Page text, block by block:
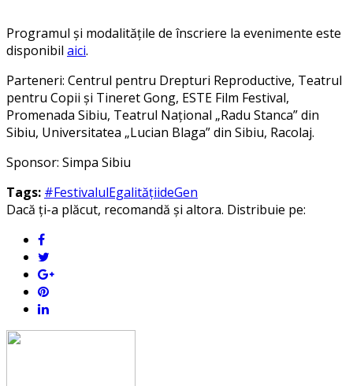
Programul și modalitățile de înscriere la evenimente este
disponibil aici.
Parteneri: Centrul pentru Drepturi Reproductive, Teatrul
pentru Copii și Tineret Gong, ESTE Film Festival,
Promenada Sibiu, Teatrul Național „Radu Stanca” din
Sibiu, Universitatea „Lucian Blaga” din Sibiu, Racolaj.
Sponsor: Simpa Sibiu
Tags: #FestivalulEgalitățiideGen
Dacă ți-a plăcut, recomandă și altora. Distribuie pe: